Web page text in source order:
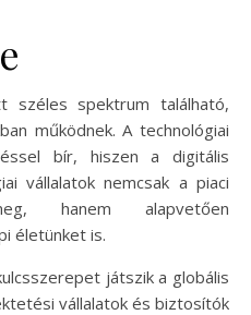
széles spektrum található,
működnek. A technológiai
bír, hiszen a digitális
vállalatok nemcsak a piaci
hanem alapvetően
életünket is.
játszik a globális
vállalatok és biztosítók